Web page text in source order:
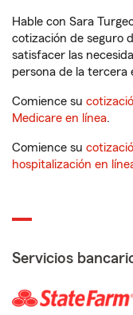
Hable con Sara
cotización de seguro
satisfacer las
persona de la tercera
Comience su
Medicare en línea.
Comience su
hospitalización en
Servicios